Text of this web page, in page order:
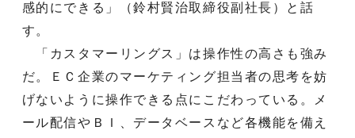
感的にできる」（鈴村賢治取締役副社長）と話
す。
「カスタマーリングス」は操作性の高さも強み
だ。ＥＣ企業のマーケティング担当者の思考を妨
げないように操作できる点にこだわっている。メ
ール配信やＢＩ、データベースなど各機能を備え